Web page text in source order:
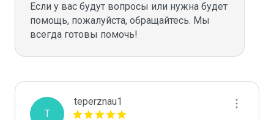
Если у вас будут вопросы или нужна будет
помощь, пожалуйста, обращайтесь. Мы
T
teperznau1